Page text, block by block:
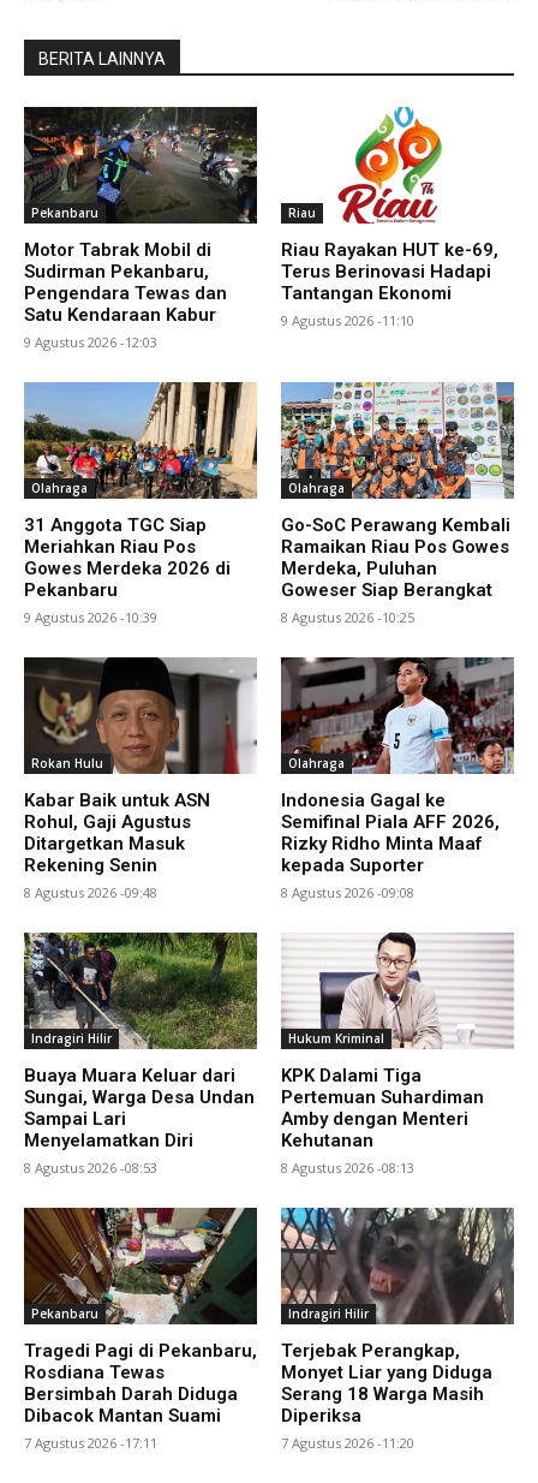
BERITA LAINNYA
Pekanbaru
Motor Tabrak Mobil di
Sudirman Pekanbaru,
Pengendara Tewas dan
Satu Kendaraan Kabur
9 Agustus 2026 -12:03
Riau
Riau Rayakan HUT ke-69,
Terus Berinovasi Hadapi
Tantangan Ekonomi
9 Agustus 2026 -11:10
Olahraga
31 Anggota TGC Siap
Meriahkan Riau Pos
Gowes Merdeka 2026 di
Pekanbaru
9 Agustus 2026 -10:39
Olahraga
Go-SoC Perawang Kembali
Ramaikan Riau Pos Gowes
Merdeka, Puluhan
Goweser Siap Berangkat
8 Agustus 2026 -10:25
Rokan Hulu
Kabar Baik untuk ASN
Rohul, Gaji Agustus
Ditargetkan Masuk
Rekening Senin
8 Agustus 2026 -09:48
Olahraga
Indonesia Gagal ke
Semifinal Piala AFF 2026,
Rizky Ridho Minta Maaf
kepada Suporter
8 Agustus 2026 -09:08
Indragiri Hilir
Buaya Muara Keluar dari
Sungai, Warga Desa Undan
Sampai Lari
Menyelamatkan Diri
8 Agustus 2026 -08:53
Hukum Kriminal
KPK Dalami Tiga
Pertemuan Suhardiman
Amby dengan Menteri
Kehutanan
8 Agustus 2026 -08:13
Pekanbaru
Tragedi Pagi di Pekanbaru,
Rosdiana Tewas
Bersimbah Darah Diduga
Dibacok Mantan Suami
7 Agustus 2026 -17:11
Indragiri Hilir
Terjebak Perangkap,
Monyet Liar yang Diduga
Serang 18 Warga Masih
Diperiksa
7 Agustus 2026 -11:20